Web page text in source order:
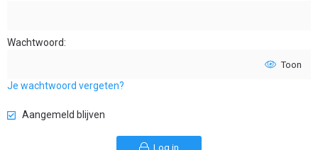
Wachtwoord
Toon
Je wachtwoord vergeten?
Aangemeld blijven
Log in